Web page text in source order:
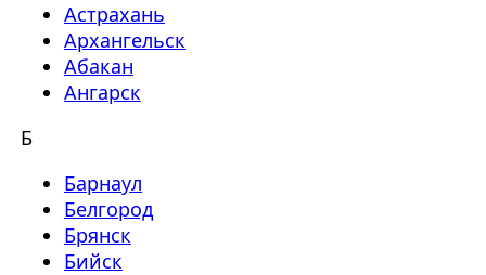
Астрахань
Архангельск
Абакан
Ангарск
Б
Барнаул
Белгород
Брянск
Бийск